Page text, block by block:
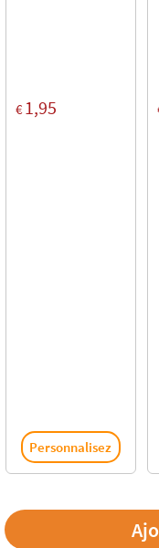
€ 1,95
Personnalisez